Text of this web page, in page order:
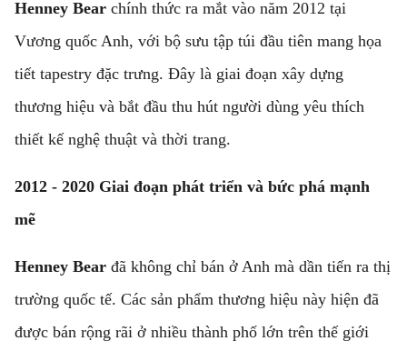
Henney Bear chính thức ra mắt vào năm 2012 tại
Vương quốc Anh, với bộ sưu tập túi đầu tiên mang họa
tiết tapestry đặc trưng. Đây là giai đoạn xây dựng
thương hiệu và bắt đầu thu hút người dùng yêu thích
thiết kế nghệ thuật và thời trang.
2012 - 2020 Giai đoạn phát triển và bức phá mạnh
mẽ
Henney Bear đã không chỉ bán ở Anh mà dần tiến ra thị
trường quốc tế. Các sản phẩm thương hiệu này hiện đã
được bán rộng rãi ở nhiều thành phố lớn trên thế giới